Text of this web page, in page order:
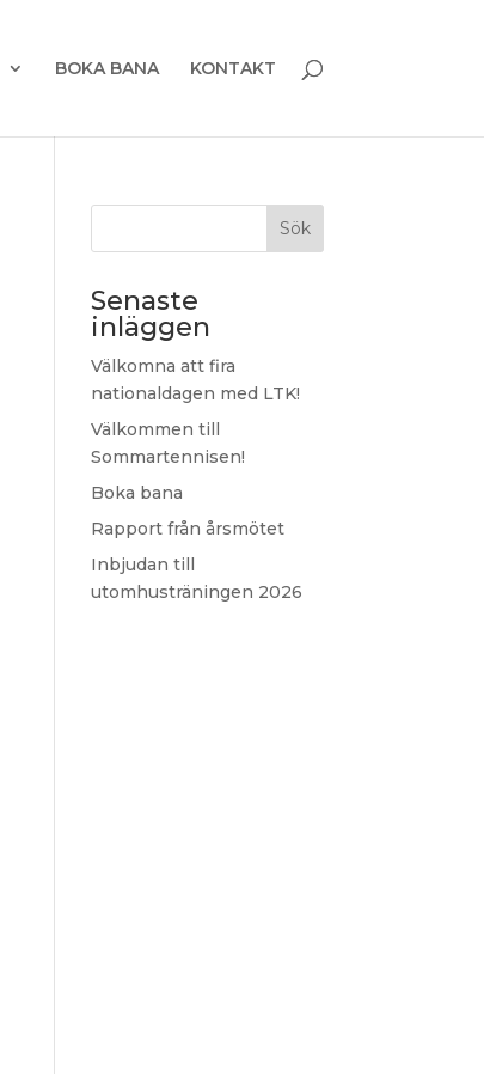
BOKA BANA KONTAKT
Sök
Senaste
inläggen
Välkomna att fira
nationaldagen med LTK!
Välkommen till
Sommartennisen!
Boka bana
Rapport från årsmötet
Inbjudan till
utomhusträningen 2026